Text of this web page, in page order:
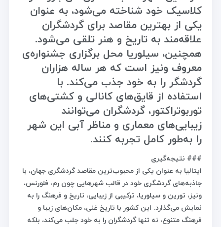
کلاسیک خود شناخته می‌شود، به عنوان
یکی از بهترین مقاصد برای گردشگران
علاقه‌مند به تاریخ و هنر تلقی می‌شود.
همچنین، سیلوریا محل برگزاری جشنواره‌ی
معروف ونیز است که هر ساله هزاران
گردشگر را به خود جذب می‌کند. با
استفاده از قایق‌های کانالی و کشتی‌های
توربوتراکتور، گردشگران می‌توانند
زیبایی‌های معماری و مناظر آبی این شهر
را به‌طور کامل تجربه کنند.
### نتیجه‌گیری
ایتالیا به عنوان یکی از محبوب‌ترین مقاصد گردشگری جهان، با
جاذبه‌های گردشگری خود در قالب شهرهایی چون رم، فلورنس،
ونیز، تورین و سیلوریا، ترکیبی از زیبایی، تاریخ و فرهنگ را به
نمایش می‌گذارد. این کشور با تاریخ غنی، مکان‌های زیبا و
فرهنگ متنوع، نه تنها گردشگران را به خود جلب می‌کند، بلکه